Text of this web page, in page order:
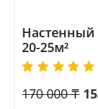
Настенный
20-25м²
170 000 ₸